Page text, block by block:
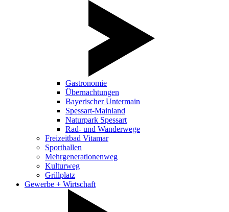
Gastronomie
Übernachtungen
Bayerischer Untermain
Spessart-Mainland
Naturpark Spessart
Rad- und Wanderwege
Freizeitbad Vitamar
Sporthallen
Mehrgenerationenweg
Kulturweg
Grillplatz
Gewerbe + Wirtschaft